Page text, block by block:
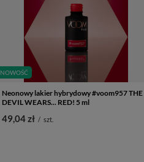
NOWOŚĆ
Neonowy lakier hybrydowy #voom957 THE
DEVIL WEARS... RED! 5 ml
49,04 zł / szt.